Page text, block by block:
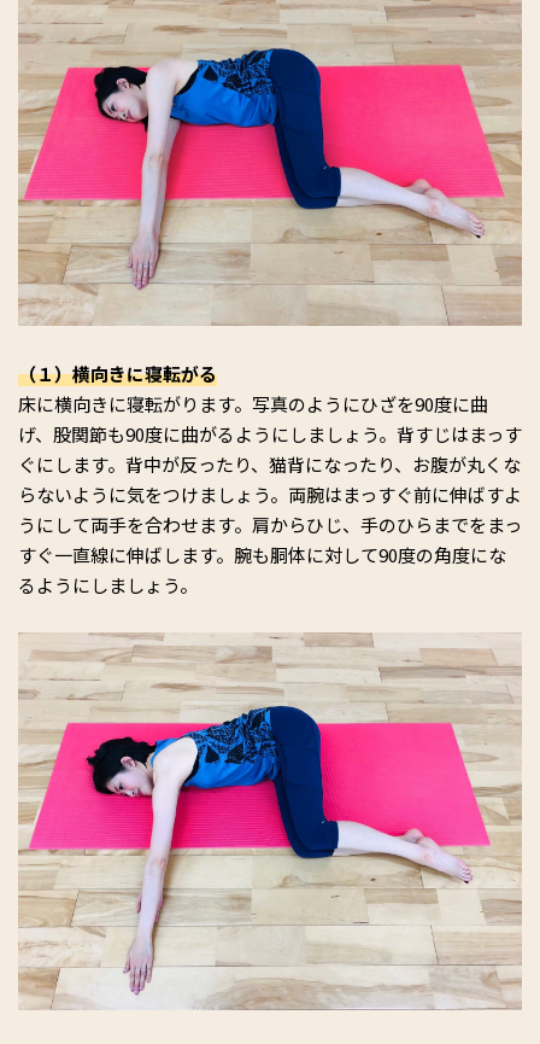
（１）横向きに寝転がる
床に横向きに寝転がります。写真のようにひざを90度に曲
げ、股関節も90度に曲がるようにしましょう。背すじはまっす
ぐにします。背中が反ったり、猫背になったり、お腹が丸くな
らないように気をつけましょう。両腕はまっすぐ前に伸ばすよ
うにして両手を合わせます。肩からひじ、手のひらまでをまっ
すぐ一直線に伸ばします。腕も胴体に対して90度の角度にな
るようにしましょう。